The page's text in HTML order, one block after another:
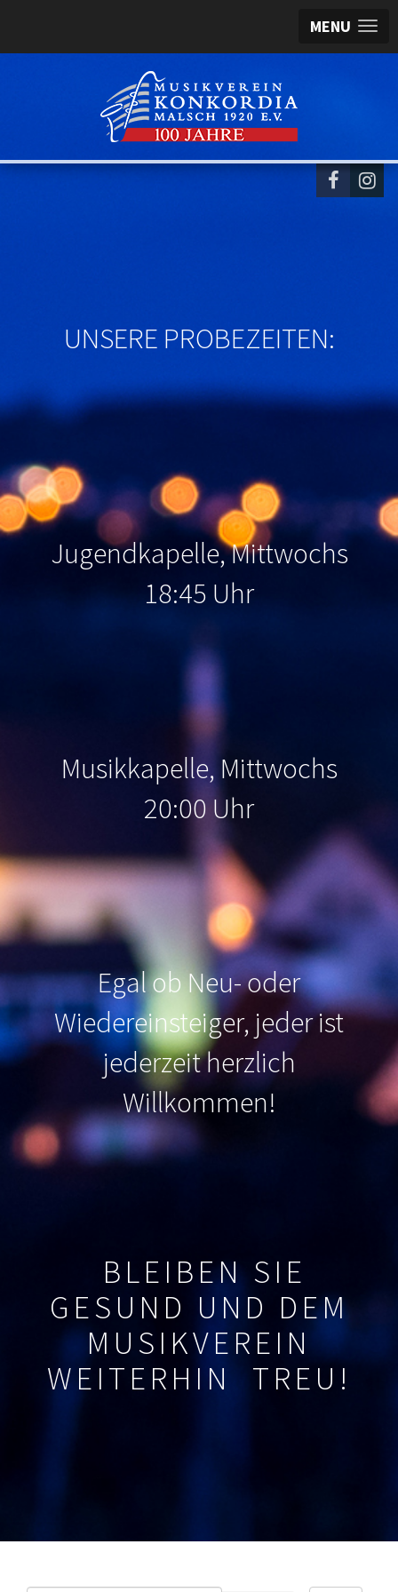
MENU
UNSERE PROBEZEITEN:
Jugendkapelle, Mittwochs
18:45 Uhr
Musikkapelle, Mittwochs
20:00 Uhr
Egal ob Neu- oder
Wiedereinsteiger, jeder ist
jederzeit herzlich
Willkommen!
BLEIBEN SIE
GESUND UND DEM
MUSIKVEREIN
WEITERHIN TREU!